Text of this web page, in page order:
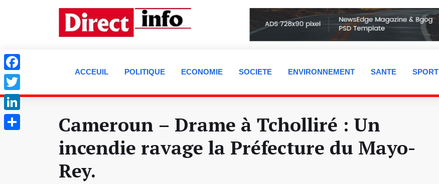
ACCEUIL POLITIQUE ECONOMIE SOCIETE ENVIRONNEMENT SANTE SPORT
Cameroun – Drame à Tcholliré : Un
incendie ravage la Préfecture du Mayo-
Rey.
Facebook
Twitter
LinkedIn